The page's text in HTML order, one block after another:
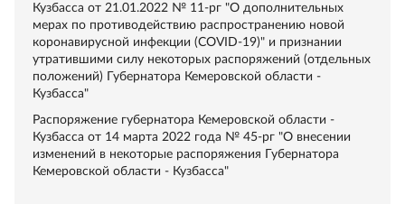
Кузбасса от 21.01.2022 № 11-рг "О дополнительных
мерах по противодействию распространению новой
коронавирусной инфекции (COVID-19)" и признании
утратившими силу некоторых распоряжений (отдельных
положений) Губернатора Кемеровской области -
Кузбасса"
Распоряжение губернатора Кемеровской области -
Кузбасса от 14 марта 2022 года № 45-рг "О внесении
изменений в некоторые распоряжения Губернатора
Кемеровской области - Кузбасса"